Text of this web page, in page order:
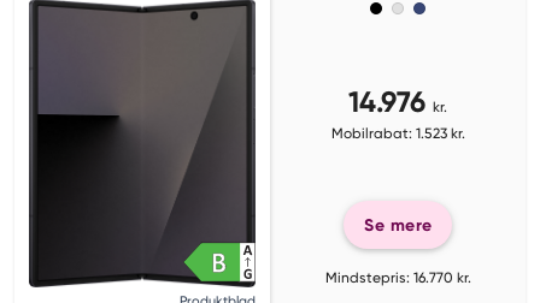
14.976 kr.
Mobilrabat: 1.523 kr.
Se mere
Mindstepris: 16.770 kr.